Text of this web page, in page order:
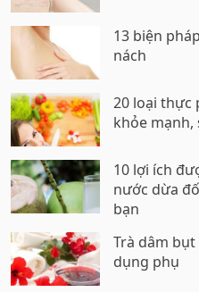
13 biện
nách
20 loại thực
khỏe mạnh,
10 lợi ích
nước dừa
bạn
Trà dâm bụt
dụng phụ